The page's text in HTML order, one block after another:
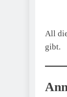
All
gibt.